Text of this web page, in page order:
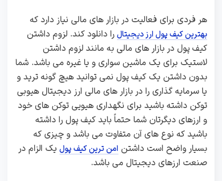
هر فردی برای فعالیت در بازار های مالی نیاز دارد که
بهترین کیف پول ارز دیجیتال را دانلود کند. لزوم داشتن
کیف پول در بازار های مالی به مانند لزوم داشتن
لاستیک برای یک ماشین سواری و یا غیره می باشد. شما
بدون داشتن یک کیف پول نمی توانید هیچ گونه ترید و
یا سرمایه گذاری را در بازار های مالی ارز دیجیتال هیوبی
توکن داشته باشید‌ برای نگهداری هیویی توکن های خود
و ارزهای دیگرتان شما حتماً باید کیف پول را داشته
باشید که نوع های آن متفاوت می باشد و چیزی که
بسیار واضح است داشتن امن ترین کیف پول یک الزام در
صنعت ارزهای دیجیتال می باشد.